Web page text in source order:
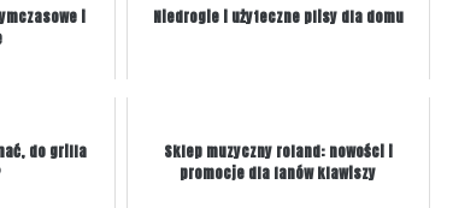
i
Niedrogie i użyteczne plisy dla domu
do grilla
Sklep muzyczny roland: nowości i
promocje dla fanów klawiszy